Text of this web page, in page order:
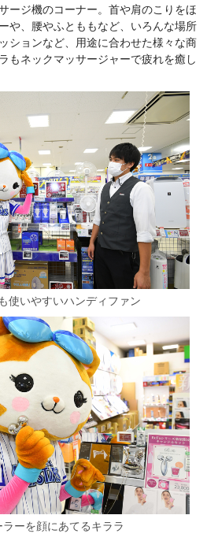
ージ機のコーナー。首や肩のこりをほ
や、腰やふとももなど、いろんな場所
ションなど、用途に合わせた様々な商
もネックマッサージャーで疲れを癒し
使いやすいハンディファン
ーを顔にあてるキララ